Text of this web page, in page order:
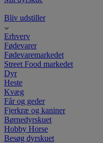
Bliv udstiller
Erhverv
Fødevarer
Fødevaremarkedet
Street Food markedet
Dyr
Heste
Kvæg
Får og geder
Fjerkræ og kaniner
Børnedyrskuet
Hobby Horse
Besøg dyrskuet